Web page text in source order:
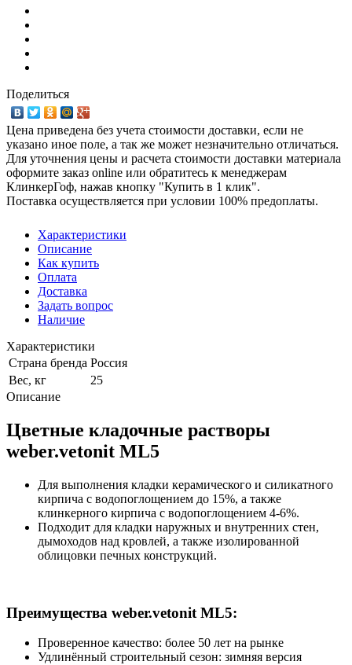
Поделиться
Цена приведена без учета стоимости доставки, если не
указано иное поле, а так же может незначительно отличаться.
Для уточнения цены и расчета стоимости доставки материала
оформите заказ online или обратитесь к менеджерам
КлинкерГоф, нажав кнопку "Купить в 1 клик".
Поставка осуществляется при условии 100% предоплаты.
Характеристики
Описание
Как купить
Оплата
Доставка
Задать вопрос
Наличие
Характеристики
Страна бренда Россия
Вес, кг
25
Описание
Цветные кладочные растворы
weber.vetonit ML5
Для выполнения кладки керамического и силикатного
кирпича с водопоглощением до 15%, а также
клинкерного кирпича с водопоглощением 4-6%.
Подходит для кладки наружных и внутренних стен,
дымоходов над кровлей, а также изолированной
облицовки печных конструкций.
Преимущества weber.vetonit ML5:
Проверенное качество: более 50 лет на рынке
Удлинённый строительный сезон: зимняя версия